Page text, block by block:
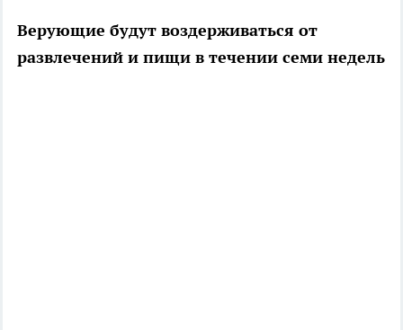
Верующие будут воздерживаться от
развлечений и пищи в течении семи недель